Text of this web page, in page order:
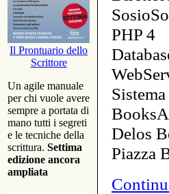
Il Prontuario dello
Scrittore
Un agile manuale
per chi vuole avere
sempre a portata di
mano tutti i segreti
e le tecniche della
scrittura. Settima
edizione ancora
ampliata
PHP 4
Delos
Piazza